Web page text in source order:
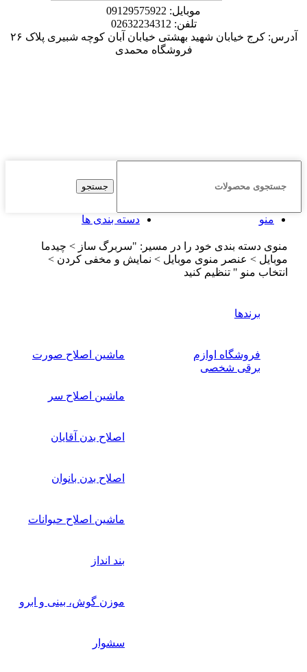
موبایل: 09129575922
تلفن: 02632234312
آدرس: کرج خیابان شهید بهشتی خیابان آبان کوچه شبیری پلاک ۲۶
فروشگاه محمدی
جستجو
منو دسته بندی ها
منوی دسته بندی خود را در مسیر: "سربرگ ساز > چیدما
موبایل > عنصر منوی موبایل > نمایش و مخفی کردن >
انتخاب منو " تنظیم کنید
برندها
فروشگاه اوازم
برقی شخصی
ماشین اصلاح صورت
ماشین اصلاح سر
اصلاح بدن آقایان
اصلاح بدن بانوان
ماشین اصلاح حیوانات
بند انداز
موزن گوش، بینی و ابرو
سشوار